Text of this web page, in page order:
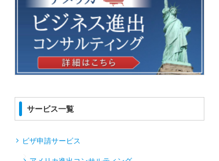
サービス一覧
ビザ申請サービス